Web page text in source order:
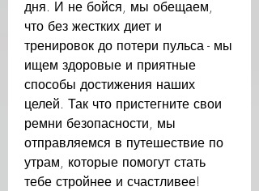
дня. И не бойся, мы обещаем,
что без жестких диет и
тренировок до потери пульса - мы
ищем здоровые и приятные
способы достижения наших
целей. Так что пристегните свои
ремни безопасности, мы
отправляемся в путешествие по
утрам, которые помогут стать
тебе стройнее и счастливее!